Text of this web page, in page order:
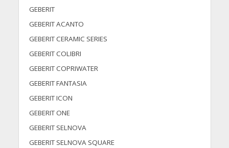
GEBERIT
GEBERIT ACANTO
GEBERIT CERAMIC SERIES
GEBERIT COLIBRI
GEBERIT COPRIWATER
GEBERIT FANTASIA
GEBERIT ICON
GEBERIT ONE
GEBERIT SELNOVA
GEBERIT SELNOVA SQUARE